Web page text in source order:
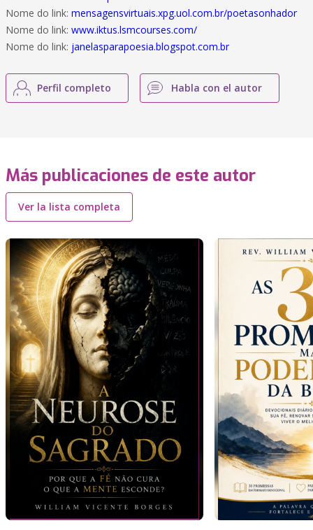
Nome do link: mensagensvirtuais.xpg.uol.com.br/poetasonhador
Nome do link: www.iktus.lsmcourses.com/
Nome do link: janelasparapoesia.blogspot.com.br
Perfil completo Habla con el autor
Más publicaciones de este autor
Ver la lista completa